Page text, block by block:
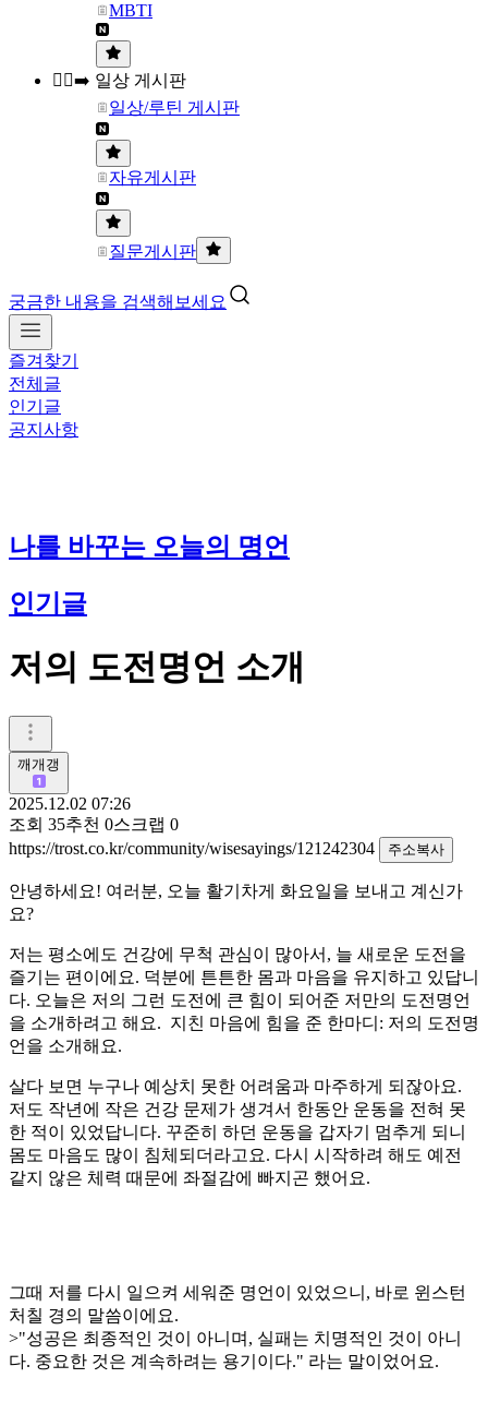
MBTI
🏃‍♀️‍➡️ 일상 게시판
일상/루틴 게시판
자유게시판
질문게시판
궁금한 내용을 검색해보세요
즐겨찾기
전체글
인기글
공지사항
나를 바꾸는 오늘의 명언
인기글
저의 도전명언 소개
깨개갱
2025.12.02 07:26
조회 35추천 0스크랩 0
https://trost.co.kr/community/wisesayings/121242304
주소복사
안녕하세요! 여러분, 오늘 활기차게 화요일을 보내고 계신가
요?
저는 평소에도 건강에 무척 관심이 많아서, 늘 새로운 도전을
즐기는 편이에요. 덕분에 튼튼한 몸과 마음을 유지하고 있답니
다. 오늘은 저의 그런 도전에 큰 힘이 되어준 저만의 도전명언
을 소개하려고 해요. 지친 마음에 힘을 준 한마디: 저의 도전명
언을 소개해요.
살다 보면 누구나 예상치 못한 어려움과 마주하게 되잖아요.
저도 작년에 작은 건강 문제가 생겨서 한동안 운동을 전혀 못
한 적이 있었답니다. 꾸준히 하던 운동을 갑자기 멈추게 되니
몸도 마음도 많이 침체되더라고요. 다시 시작하려 해도 예전
같지 않은 체력 때문에 좌절감에 빠지곤 했어요.
그때 저를 다시 일으켜 세워준 명언이 있었으니, 바로 윈스턴
처칠 경의 말씀이에요.
>"성공은 최종적인 것이 아니며, 실패는 치명적인 것이 아니
다. 중요한 것은 계속하려는 용기이다." 라는 말이었어요.